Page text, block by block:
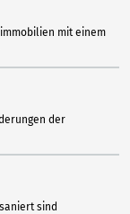
mit einem
der
sind